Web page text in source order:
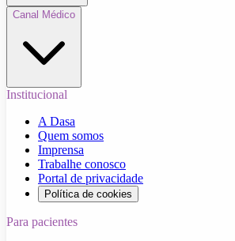
Canal Médico
Institucional
A Dasa
Quem somos
Imprensa
Trabalhe conosco
Portal de privacidade
Política de cookies
Para pacientes